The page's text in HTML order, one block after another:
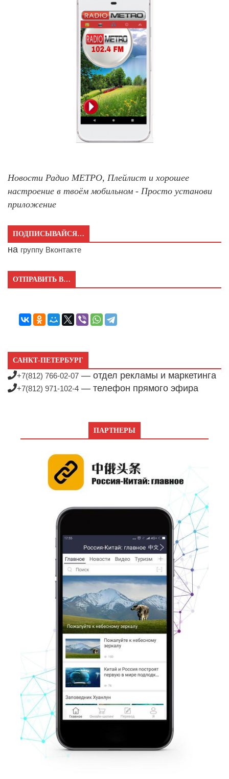
Новости Радио МЕТРО, Плейлист и хорошее
настроение в твоём мобильном - Просто установи
приложение
ПОДПИСЫВАЙСЯ…
на группу Вконтакте
ОТПРАВИТЬ В…
САНКТ-ПЕТЕРБУРГ
+7(812) 766-02-07 — отдел рекламы и маркетинга
+7(812) 971-102-4 — телефон прямого эфира
ПАРТНЕРЫ